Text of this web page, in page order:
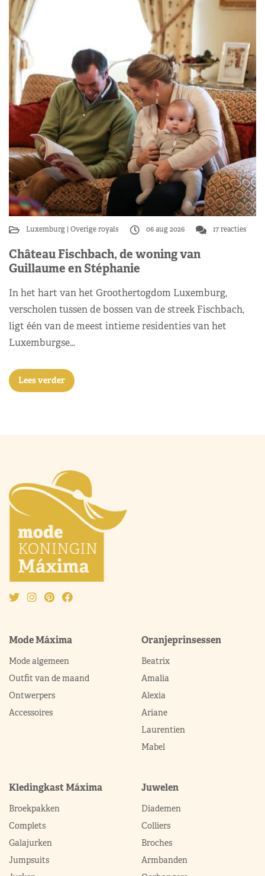
Luxemburg Overige royals 06 aug 2026 17 reacties
Château Fischbach, de woning van
Guillaume en Stéphanie
In het hart van het Groothertogdom Luxemburg,
verscholen tussen de bossen van de streek Fischbach,
ligt één van de meest intieme residenties van het
Luxemburgse…
Lees verder
Mode Máxima
Mode algemeen
Outfit van de maand
Ontwerpers
Accessoires
Oranjeprinsessen
Beatrix
Amalia
Alexia
Ariane
Laurentien
Mabel
Kledingkast Máxima
Broekpakken
Complets
Galajurken
Jumpsuits
Juwelen
Diademen
Colliers
Broches
Armbanden